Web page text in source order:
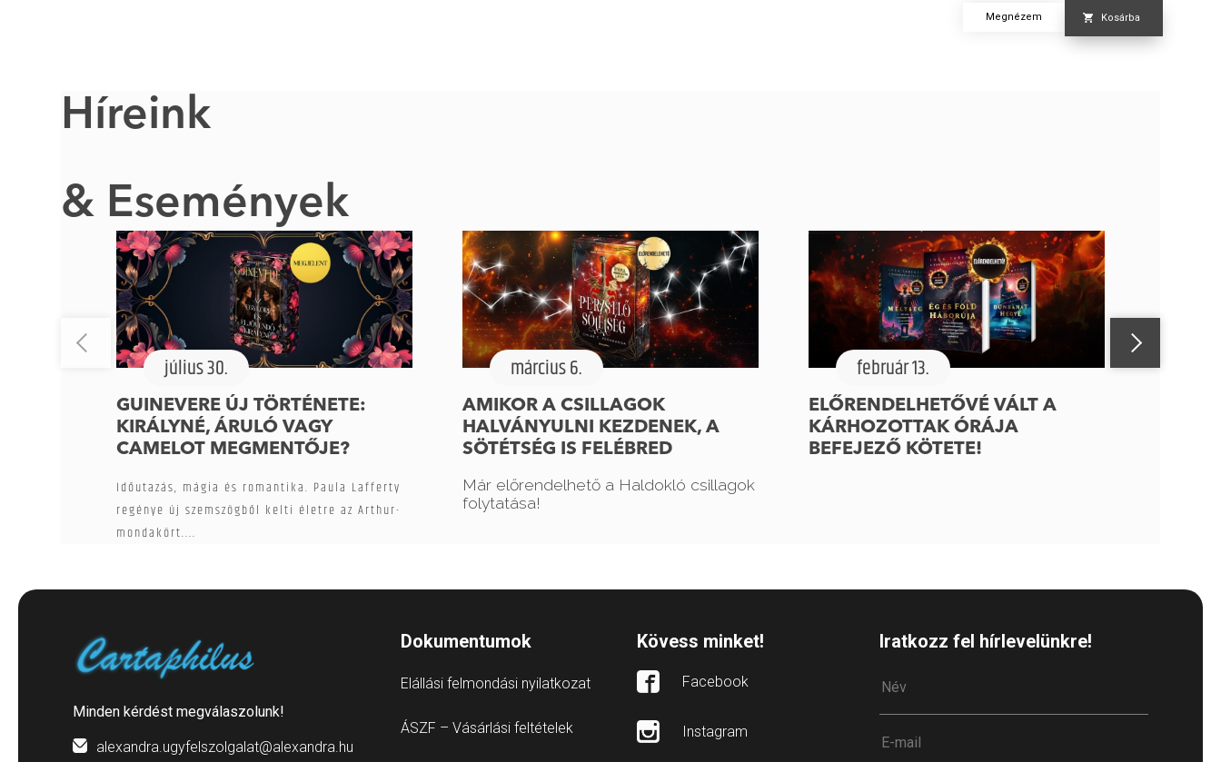
Megnézem Kosárba
Híreink
& Események
július 30.
GUINEVERE ÚJ TÖRTÉNETE:
KIRÁLYNÉ, ÁRULÓ VAGY
CAMELOT MEGMENTŐJE?
Időutazás, mágia és romantika. Paula Lafferty
regénye új szemszögből kelti életre az Arthur-
mondakört....
március 6.
AMIKOR A CSILLAGOK
HALVÁNYULNI KEZDENEK, A
SÖTÉTSÉG IS FELÉBRED
Már előrendelhető a Haldokló csillagok
folytatása!
február 13.
ELŐRENDELHETŐVÉ VÁLT A
KÁRHOZOTTAK ÓRÁJA
BEFEJEZŐ KÖTETE!
Minden kérdést megválaszolunk!
alexandra.ugyfelszolgalat@alexandra.hu
Dokumentumok
Elállási felmondási nyilatkozat
ÁSZF – Vásárlási feltételek
Kövess minket!
Facebook
Instagram
Iratkozz fel hírlevelünkre!